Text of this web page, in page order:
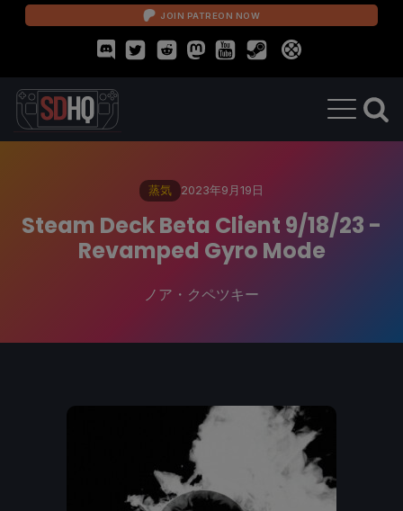
JOIN PATREON NOW
蒸気 2023年9月19日
Steam Deck Beta Client 9/18/23 -
Revamped Gyro Mode
ノア・クペツキー